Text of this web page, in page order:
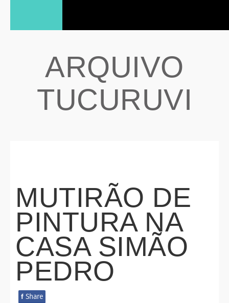
ARQUIVO
TUCURUVI
MUTIRÃO DE
PINTURA NA
CASA SIMÃO
PEDRO
f Share